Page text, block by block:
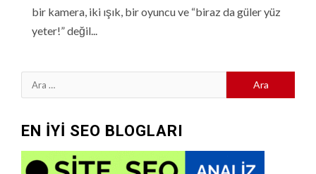
bir kamera, iki ışık, bir oyuncu ve “biraz da güler yüz
yeter!” değil...
Arama:
EN İYİ SEO BLOGLARI